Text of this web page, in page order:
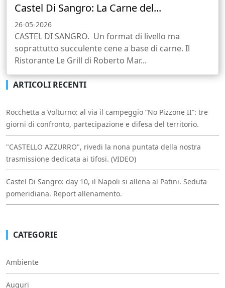
Castel Di Sangro: La Carne del...
26-05-2026
CASTEL DI SANGRO. Un format di livello ma
soprattutto succulente cene a base di carne. Il
Ristorante Le Grill di Roberto Mar...
ARTICOLI RECENTI
Rocchetta a Volturno: al via il campeggio “No Pizzone II”: tre
giorni di confronto, partecipazione e difesa del territorio.
"CASTELLO AZZURRO", rivedi la nona puntata della nostra
trasmissione dedicata ai tifosi. (VIDEO)
Castel Di Sangro: day 10, il Napoli si allena al Patini. Seduta
pomeridiana. Report allenamento.
CATEGORIE
Ambiente
Auguri